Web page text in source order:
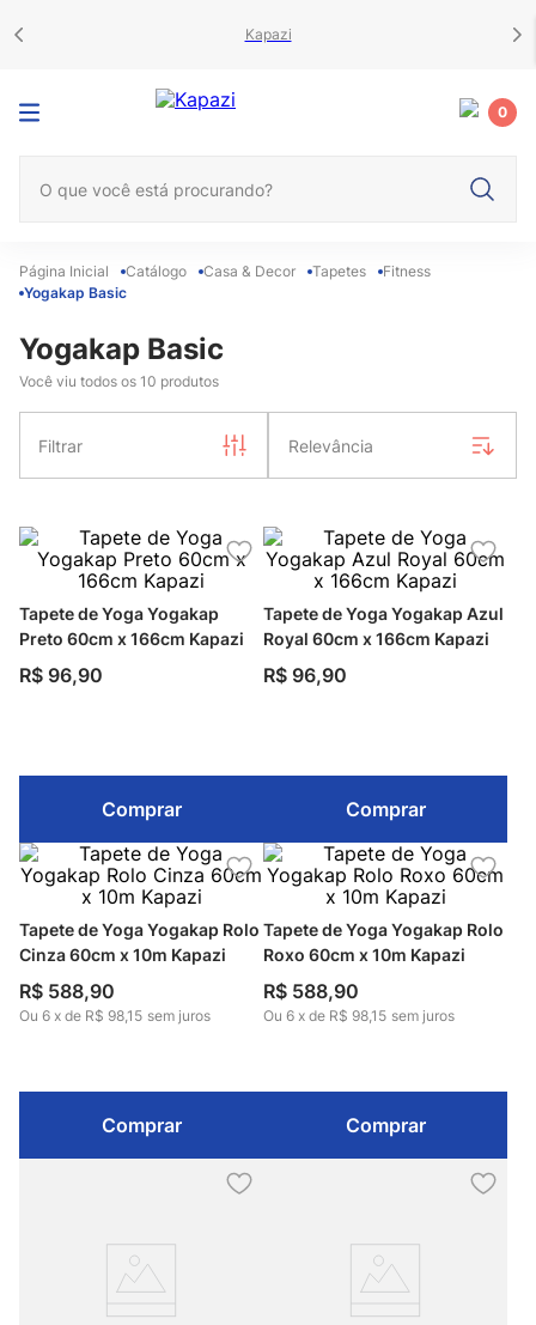
Kapazi
0
Catálogo Casa & Decor Tapetes
Fitness
Yogakap Basic
Yogakap Basic
Você viu todos os 10 produtos
Filtrar Relevância
Tapete de Yoga Yogakap
Preto 60cm x 166cm Kapazi
R$ 96,90
Comprar
Tapete de Yoga Yogakap Azul
Royal 60cm x 166cm Kapazi
R$ 96,90
Comprar
Tapete de Yoga Yogakap Rolo
Cinza 60cm x 10m Kapazi
R$ 588,90
Ou 6 x de R$ 98,15 sem juros
Comprar
Tapete de Yoga Yogakap Rolo
Roxo 60cm x 10m Kapazi
R$ 588,90
Ou 6 x de R$ 98,15 sem juros
Comprar